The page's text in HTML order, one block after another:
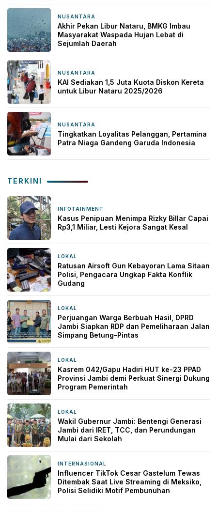
NUSANTARA
Akhir Pekan Libur Nataru, BMKG Imbau
Masyarakat Waspada Hujan Lebat di
Sejumlah Daerah
NUSANTARA
KAI Sediakan 1,5 Juta Kuota Diskon Kereta
untuk Libur Nataru 2025/2026
NUSANTARA
Tingkatkan Loyalitas Pelanggan, Pertamina
Patra Niaga Gandeng Garuda Indonesia
TERKINI
INFOTAINMENT
Kasus Penipuan Menimpa Rizky Billar Capai
Rp3,1 Miliar, Lesti Kejora Sangat Kesal
LOKAL
Ratusan Airsoft Gun Kebayoran Lama Sitaan
Polisi, Pengacara Ungkap Fakta Konflik
Gudang
LOKAL
Perjuangan Warga Berbuah Hasil, DPRD
Jambi Siapkan RDP dan Pemeliharaan Jalan
Simpang Betung–Pintas
LOKAL
Kasrem 042/Gapu Hadiri HUT ke-23 PPAD
Provinsi Jambi demi Perkuat Sinergi Dukung
Program Pemerintah
LOKAL
Wakil Gubernur Jambi: Bentengi Generasi
Jambi dari IRET, TCC, dan Perundungan
Mulai dari Sekolah
INTERNASIONAL
Influencer TikTok Cesar Gastelum Tewas
Ditembak Saat Live Streaming di Meksiko,
Polisi Selidiki Motif Pembunuhan